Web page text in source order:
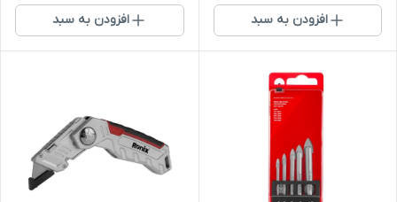
افزودن به سبد افزودن به سبد